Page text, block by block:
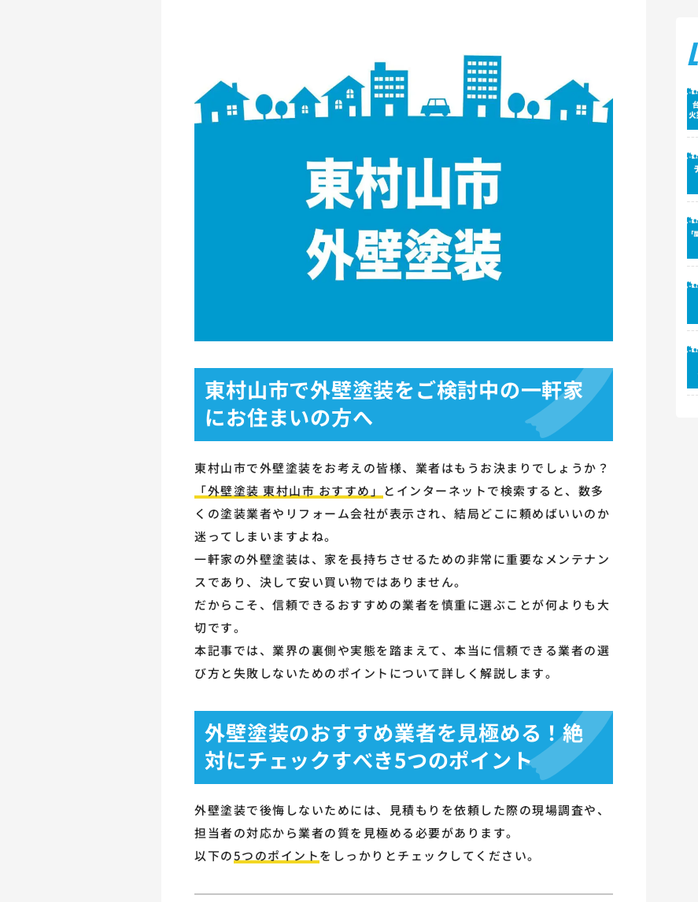
東村山市で外壁塗装をご検討中の一軒家
にお住まいの方へ
東村山市で外壁塗装をお考えの皆様、業者はもうお決まりでしょうか？
「外壁塗装 東村山市 おすすめ」 とインターネットで検索すると、数多
くの塗装業者やリフォーム会社が表示され、結局どこに頼めばいいのか
迷ってしまいますよね。
一軒家の外壁塗装は、家を長持ちさせるための非常に重要なメンテナン
スであり、決して安い買い物ではありません。
だからこそ、信頼できるおすすめの業者を慎重に選ぶことが何よりも大
切です。
本記事では、業界の裏側や実態を踏まえて、本当に信頼できる業者の選
び方と失敗しないためのポイントについて詳しく解説します。
外壁塗装のおすすめ業者を見極める！絶
対にチェックすべき5つのポイント
外壁塗装で後悔しないためには、見積もりを依頼した際の現場調査や、
担当者の対応から業者の質を見極める必要があります。
以下の5つのポイントをしっかりとチェックしてください。